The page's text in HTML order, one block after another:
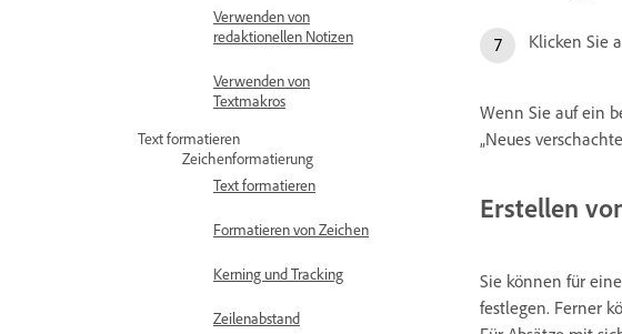
Verwenden von
redaktionellen Notizen
Verwenden von
Textmakros
Text formatieren
Zeichenformatierung
Text formatieren
Formatieren von Zeichen
Kerning und Tracking
Zeilenabstand
Klicken Sie
Wenn Sie auf ein
„Neues
Erstellen
Sie können für
festlegen. Ferner